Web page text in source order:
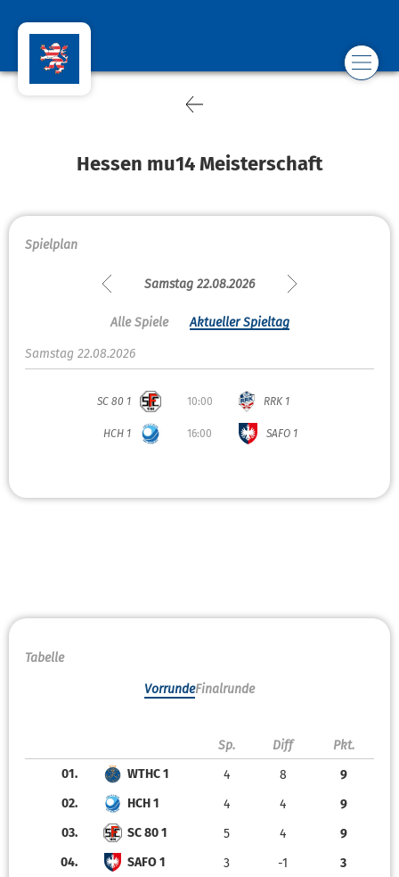
Hessen mu14 Meisterschaft
Spielplan
Samstag 22.08.2026
Alle Spiele Aktueller Spieltag
Samstag 22.08.2026
SC 80 1 10:00 RRK 1
HCH 1 16:00 SAFO 1
Tabelle
VorrundeFinalrunde
Sp. Diff
Pkt.
01.
WTHC 1 4 8
9
02.
HCH 1 4 4
9
03.
SC 80 1 5 4
9
04.
SAFO 1 3 -1
3